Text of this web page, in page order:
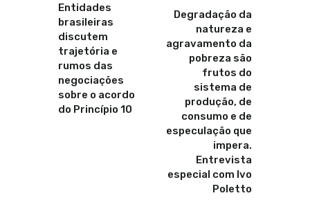
Entidades
brasileiras
discutem
trajetória e
rumos das
negociações
sobre o acordo
do Princípio 10
Degradação da
natureza e
agravamento da
pobreza são
frutos do
sistema de
produção, de
consumo e de
especulação que
impera.
Entrevista
especial com Ivo
Poletto